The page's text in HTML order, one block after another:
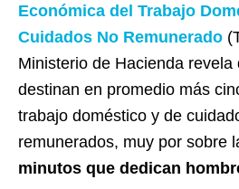
Económica del Trabajo
Cuidados No Remunerado
Ministerio de Hacienda revela
destinan en promedio más
trabajo doméstico y de
remunerados, muy por sobre
minutos que dedican